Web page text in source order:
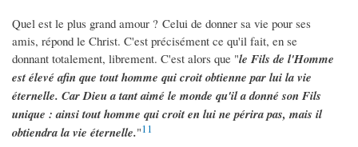
Quel est le plus grand amour ? Celui de donner sa vie pour ses
amis, répond le Christ. C'est précisément ce qu'il fait, en se
donnant totalement, librement. C'est alors que "le Fils de l'Homme
est élevé afin que tout homme qui croit obtienne par lui la vie
éternelle. Car Dieu a tant aimé le monde qu'il a donné son Fils
unique : ainsi tout homme qui croit en lui ne périra pas, mais il
obtiendra la vie éternelle."11